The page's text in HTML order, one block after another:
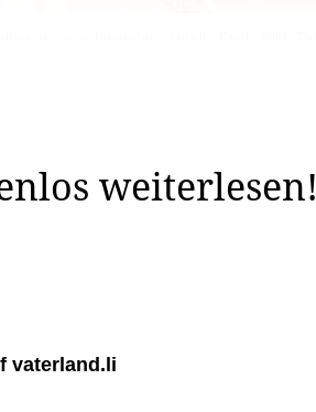
weiterlesen!
vaterland.li